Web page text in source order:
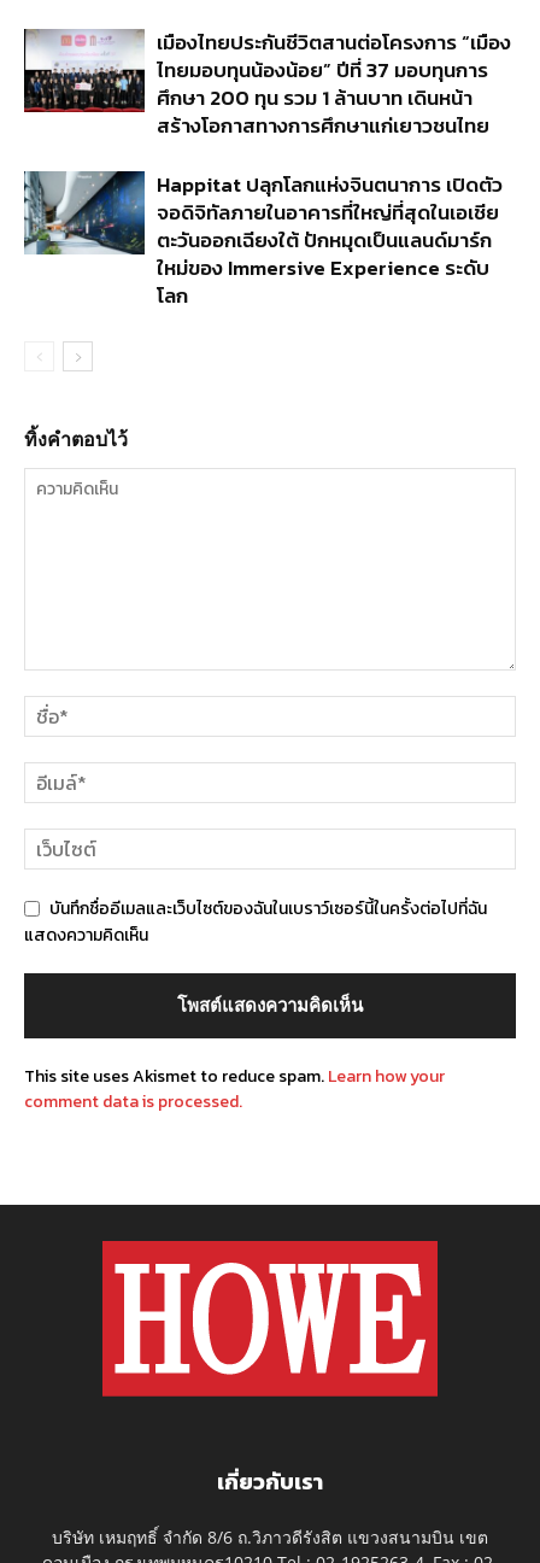
เมืองไทยประกันชีวิตสานต่อโครงการ “เมือง
ไทยมอบทุนน้องน้อย” ปีที่ 37 มอบทุนการ
ศึกษา 200 ทุน รวม 1 ล้านบาท เดินหน้า
สร้างโอกาสทางการศึกษาแก่เยาวชนไทย
Happitat ปลุกโลกแห่งจินตนาการ เปิดตัว
จอดิจิทัลภายในอาคารที่ใหญ่ที่สุดในเอเชีย
ตะวันออกเฉียงใต้ ปักหมุดเป็นแลนด์มาร์ก
ใหม่ของ Immersive Experience ระดับ
โลก
ทิ้งคำตอบไว้
บันทึกชื่ออีเมลและเว็บไซต์ของฉันในเบราว์เซอร์นี้ในครั้งต่อไปที่ฉัน
แสดงความคิดเห็น
This site uses Akismet to reduce spam.Learn how your
comment data is processed.
เกี่ยวกับเรา
บริษัท เหมฤทธิ์ จำกัด 8/6 ถ.วิภาวดีรังสิต แขวงสนามบิน เขต